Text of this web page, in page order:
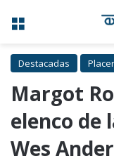
Menú
Destacadas
Margot
elenco de
Wes